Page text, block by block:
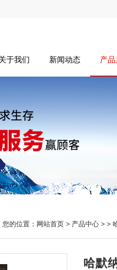
于我们 新闻动态 产
您的位置： 网站首页 > 产品中心 > >
哈默